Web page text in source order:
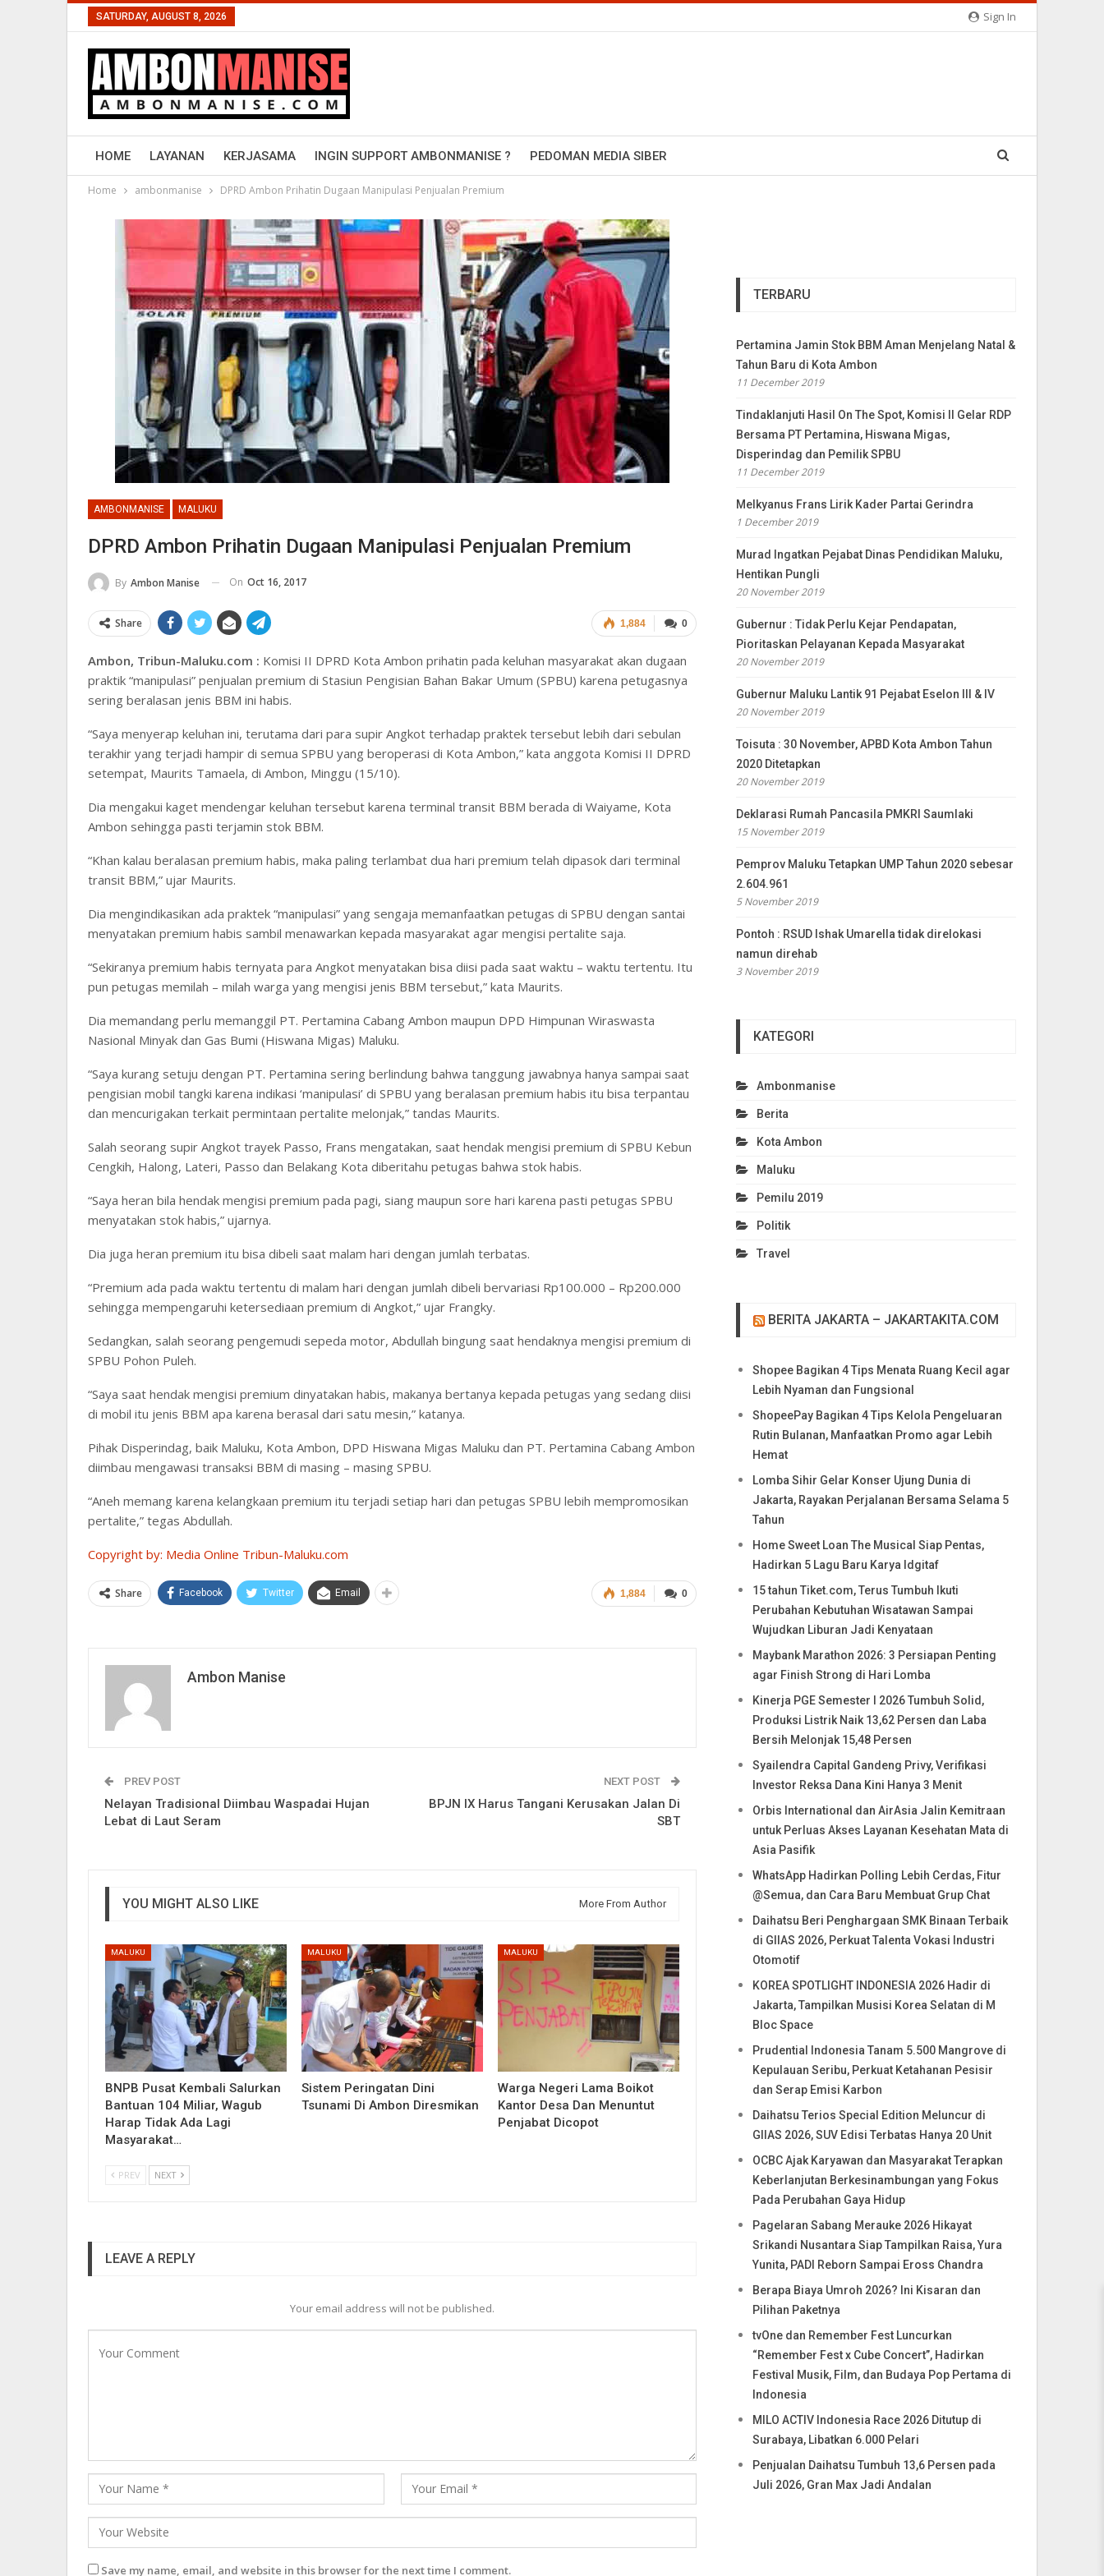
Sign In
SATURDAY, AUGUST 8, 2026
HOME LAYANAN KERJASAMA INGIN SUPPORT AMBONMANISE ? PEDOMAN MEDIA SIBER
Home ambonmanise DPRD Ambon Prihatin Dugaan Manipulasi Penjualan Premium
AMBONMANISE MALUKU
DPRD Ambon Prihatin Dugaan Manipulasi Penjualan Premium
By Ambon Manise On Oct 16, 2017
0
1,884
Share
Ambon, Tribun-Maluku.com : Komisi II DPRD Kota Ambon prihatin pada keluhan masyarakat akan dugaan
praktik “manipulasi” penjualan premium di Stasiun Pengisian Bahan Bakar Umum (SPBU) karena petugasnya
sering beralasan jenis BBM ini habis.
“Saya menyerap keluhan ini, terutama dari para supir Angkot terhadap praktek tersebut lebih dari sebulan
terakhir yang terjadi hampir di semua SPBU yang beroperasi di Kota Ambon,” kata anggota Komisi II DPRD
setempat, Maurits Tamaela, di Ambon, Minggu (15/10).
Dia mengakui kaget mendengar keluhan tersebut karena terminal transit BBM berada di Waiyame, Kota
Ambon sehingga pasti terjamin stok BBM.
“Khan kalau beralasan premium habis, maka paling terlambat dua hari premium telah dipasok dari terminal
transit BBM,” ujar Maurits.
Dia mengindikasikan ada praktek “manipulasi” yang sengaja memanfaatkan petugas di SPBU dengan santai
menyatakan premium habis sambil menawarkan kepada masyarakat agar mengisi pertalite saja.
“Sekiranya premium habis ternyata para Angkot menyatakan bisa diisi pada saat waktu – waktu tertentu. Itu
pun petugas memilah – milah warga yang mengisi jenis BBM tersebut,” kata Maurits.
Dia memandang perlu memanggil PT. Pertamina Cabang Ambon maupun DPD Himpunan Wiraswasta
Nasional Minyak dan Gas Bumi (Hiswana Migas) Maluku.
“Saya kurang setuju dengan PT. Pertamina sering berlindung bahwa tanggung jawabnya hanya sampai saat
pengisian mobil tangki karena indikasi ‘manipulasi’ di SPBU yang beralasan premium habis itu bisa terpantau
dan mencurigakan terkait permintaan pertalite melonjak,” tandas Maurits.
Salah seorang supir Angkot trayek Passo, Frans mengatakan, saat hendak mengisi premium di SPBU Kebun
Cengkih, Halong, Lateri, Passo dan Belakang Kota diberitahu petugas bahwa stok habis.
“Saya heran bila hendak mengisi premium pada pagi, siang maupun sore hari karena pasti petugas SPBU
menyatakan stok habis,” ujarnya.
Dia juga heran premium itu bisa dibeli saat malam hari dengan jumlah terbatas.
“Premium ada pada waktu tertentu di malam hari dengan jumlah dibeli bervariasi Rp100.000 – Rp200.000
sehingga mempengaruhi ketersediaan premium di Angkot,” ujar Frangky.
Sedangkan, salah seorang pengemudi sepeda motor, Abdullah bingung saat hendaknya mengisi premium di
SPBU Pohon Puleh.
“Saya saat hendak mengisi premium dinyatakan habis, makanya bertanya kepada petugas yang sedang diisi
di mobil itu jenis BBM apa karena berasal dari satu mesin,” katanya.
Pihak Disperindag, baik Maluku, Kota Ambon, DPD Hiswana Migas Maluku dan PT. Pertamina Cabang Ambon
diimbau mengawasi transaksi BBM di masing – masing SPBU.
“Aneh memang karena kelangkaan premium itu terjadi setiap hari dan petugas SPBU lebih mempromosikan
pertalite,” tegas Abdullah.
Copyright by: Media Online Tribun-Maluku.com
0
1,884
Share Facebook Twitter Email
Ambon Manise
PREV POST
Nelayan Tradisional Diimbau Waspadai Hujan
Lebat di Laut Seram
NEXT POST
BPJN IX Harus Tangani Kerusakan Jalan Di
SBT
YOU MIGHT ALSO LIKE More From Author
MALUKU
BNPB Pusat Kembali Salurkan
Bantuan 104 Miliar, Wagub
Harap Tidak Ada Lagi
Masyarakat…
MALUKU
Sistem Peringatan Dini
Tsunami Di Ambon Diresmikan
MALUKU
Warga Negeri Lama Boikot
Kantor Desa Dan Menuntut
Penjabat Dicopot
PREV NEXT
LEAVE A REPLY
Your email address will not be published.
Save my name, email, and website in this browser for the next time I comment.
TERBARU
Pertamina Jamin Stok BBM Aman Menjelang Natal &
Tahun Baru di Kota Ambon
11 December 2019
Tindaklanjuti Hasil On The Spot, Komisi II Gelar RDP
Bersama PT Pertamina, Hiswana Migas,
Disperindag dan Pemilik SPBU
11 December 2019
Melkyanus Frans Lirik Kader Partai Gerindra
1 December 2019
Murad Ingatkan Pejabat Dinas Pendidikan Maluku,
Hentikan Pungli
20 November 2019
Gubernur : Tidak Perlu Kejar Pendapatan,
Pioritaskan Pelayanan Kepada Masyarakat
20 November 2019
Gubernur Maluku Lantik 91 Pejabat Eselon III & IV
20 November 2019
Toisuta : 30 November, APBD Kota Ambon Tahun
2020 Ditetapkan
20 November 2019
Deklarasi Rumah Pancasila PMKRI Saumlaki
15 November 2019
Pemprov Maluku Tetapkan UMP Tahun 2020 sebesar
2.604.961
5 November 2019
Pontoh : RSUD Ishak Umarella tidak direlokasi
namun direhab
3 November 2019
KATEGORI
Ambonmanise
Berita
Kota Ambon
Maluku
Pemilu 2019
Politik
Travel
BERITA JAKARTA – JAKARTAKITA.COM
Shopee Bagikan 4 Tips Menata Ruang Kecil agar
Lebih Nyaman dan Fungsional
ShopeePay Bagikan 4 Tips Kelola Pengeluaran
Rutin Bulanan, Manfaatkan Promo agar Lebih
Hemat
Lomba Sihir Gelar Konser Ujung Dunia di
Jakarta, Rayakan Perjalanan Bersama Selama 5
Tahun
Home Sweet Loan The Musical Siap Pentas,
Hadirkan 5 Lagu Baru Karya Idgitaf
15 tahun Tiket.com, Terus Tumbuh Ikuti
Perubahan Kebutuhan Wisatawan Sampai
Wujudkan Liburan Jadi Kenyataan
Maybank Marathon 2026: 3 Persiapan Penting
agar Finish Strong di Hari Lomba
Kinerja PGE Semester I 2026 Tumbuh Solid,
Produksi Listrik Naik 13,62 Persen dan Laba
Bersih Melonjak 15,48 Persen
Syailendra Capital Gandeng Privy, Verifikasi
Investor Reksa Dana Kini Hanya 3 Menit
Orbis International dan AirAsia Jalin Kemitraan
untuk Perluas Akses Layanan Kesehatan Mata di
Asia Pasifik
WhatsApp Hadirkan Polling Lebih Cerdas, Fitur
@Semua, dan Cara Baru Membuat Grup Chat
Daihatsu Beri Penghargaan SMK Binaan Terbaik
di GIIAS 2026, Perkuat Talenta Vokasi Industri
Otomotif
KOREA SPOTLIGHT INDONESIA 2026 Hadir di
Jakarta, Tampilkan Musisi Korea Selatan di M
Bloc Space
Prudential Indonesia Tanam 5.500 Mangrove di
Kepulauan Seribu, Perkuat Ketahanan Pesisir
dan Serap Emisi Karbon
Daihatsu Terios Special Edition Meluncur di
GIIAS 2026, SUV Edisi Terbatas Hanya 20 Unit
OCBC Ajak Karyawan dan Masyarakat Terapkan
Keberlanjutan Berkesinambungan yang Fokus
Pada Perubahan Gaya Hidup
Pagelaran Sabang Merauke 2026 Hikayat
Srikandi Nusantara Siap Tampilkan Raisa, Yura
Yunita, PADI Reborn Sampai Eross Chandra
Berapa Biaya Umroh 2026? Ini Kisaran dan
Pilihan Paketnya
tvOne dan Remember Fest Luncurkan
“Remember Fest x Cube Concert”, Hadirkan
Festival Musik, Film, dan Budaya Pop Pertama di
Indonesia
MILO ACTIV Indonesia Race 2026 Ditutup di
Surabaya, Libatkan 6.000 Pelari
Penjualan Daihatsu Tumbuh 13,6 Persen pada
Juli 2026, Gran Max Jadi Andalan